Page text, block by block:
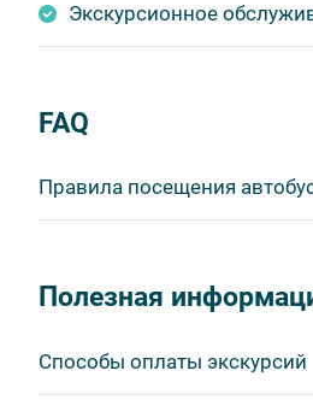
Экскурсионное
FAQ
Правила посещения
быть изменено на более
в ходе проведения
Полезная
Способы оплаты экскурсий